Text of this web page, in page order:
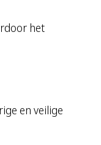
het
en veilige